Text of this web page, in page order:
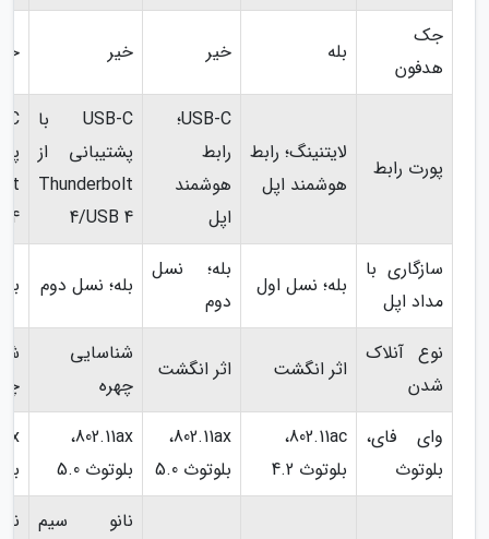
جک
هدفون
بله خیر خیر
پورت رابط
لایتنینگ؛ رابط
هوشمند اپل
USB-C؛
رابط
هوشمند
اپل
USB-C با
پشتیبانی از
Thunderbolt
4/USB 4
4
سازگاری با
مداد اپل
بله؛ نسل اول
بله؛ نسل
دوم
بله؛ نسل دوم
نوع آنلاک
شدن
اثر انگشت اثر انگشت
شناسایی
چهره
وای فای،
بلوتوث
802.11ac،
بلوتوث 4.2
802.11ax،
بلوتوث 5.0
802.11ax،
بلوتوث 5.0
نانو سیم